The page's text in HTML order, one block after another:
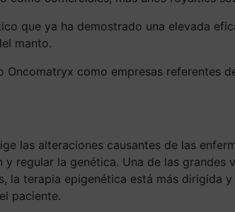
que ya ha demostrado una elevada
manto.
como empresas referentes
las alteraciones causantes de las
regular la genética. Una de las
la terapia epigenética está más
paciente.